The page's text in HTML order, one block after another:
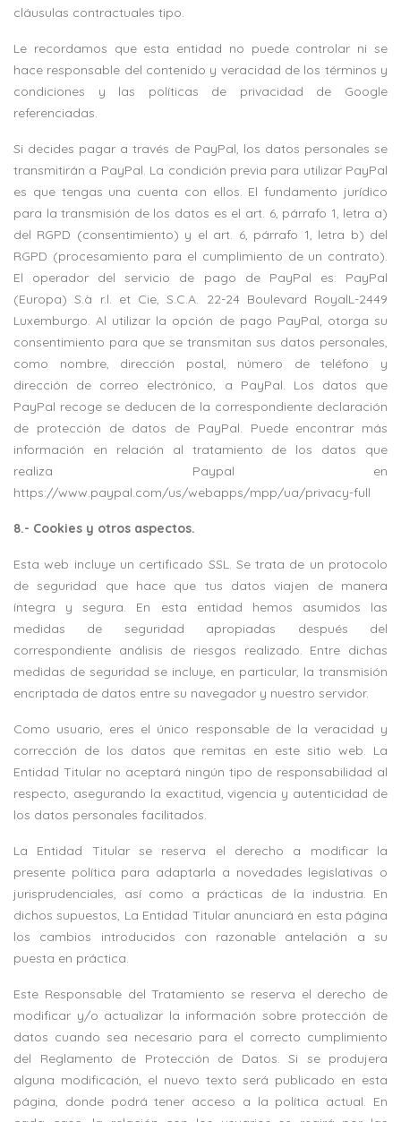
cláusulas contractuales tipo.
Le recordamos que esta entidad no puede controlar ni se
hace responsable del contenido y veracidad de los términos y
condiciones y las políticas de privacidad de Google
referenciadas.
Si decides pagar a través de PayPal, los datos personales se
transmitirán a PayPal. La condición previa para utilizar PayPal
es que tengas una cuenta con ellos. El fundamento jurídico
para la transmisión de los datos es el art. 6, párrafo 1, letra a)
del RGPD (consentimiento) y el art. 6, párrafo 1, letra b) del
RGPD (procesamiento para el cumplimiento de un contrato).
El operador del servicio de pago de PayPal es: PayPal
(Europa) S.à r.l. et Cie, S.C.A. 22-24 Boulevard RoyalL-2449
Luxemburgo. Al utilizar la opción de pago PayPal, otorga su
consentimiento para que se transmitan sus datos personales,
como nombre, dirección postal, número de teléfono y
dirección de correo electrónico, a PayPal. Los datos que
PayPal recoge se deducen de la correspondiente declaración
de protección de datos de PayPal. Puede encontrar más
información en relación al tratamiento de los datos que
realiza Paypal en
https://www.paypal.com/us/webapps/mpp/ua/privacy-full
8.- Cookies y otros aspectos.
Esta web incluye un certificado SSL. Se trata de un protocolo
de seguridad que hace que tus datos viajen de manera
íntegra y segura. En esta entidad hemos asumidos las
medidas de seguridad apropiadas después del
correspondiente análisis de riesgos realizado. Entre dichas
medidas de seguridad se incluye, en particular, la transmisión
encriptada de datos entre su navegador y nuestro servidor.
Como usuario, eres el único responsable de la veracidad y
corrección de los datos que remitas en este sitio web. La
Entidad Titular no aceptará ningún tipo de responsabilidad al
respecto, asegurando la exactitud, vigencia y autenticidad de
los datos personales facilitados.
La Entidad Titular se reserva el derecho a modificar la
presente política para adaptarla a novedades legislativas o
jurisprudenciales, así como a prácticas de la industria. En
dichos supuestos, La Entidad Titular anunciará en esta página
los cambios introducidos con razonable antelación a su
puesta en práctica.
Este Responsable del Tratamiento se reserva el derecho de
modificar y/o actualizar la información sobre protección de
datos cuando sea necesario para el correcto cumplimiento
del Reglamento de Protección de Datos. Si se produjera
alguna modificación, el nuevo texto será publicado en esta
página, donde podrá tener acceso a la política actual. En